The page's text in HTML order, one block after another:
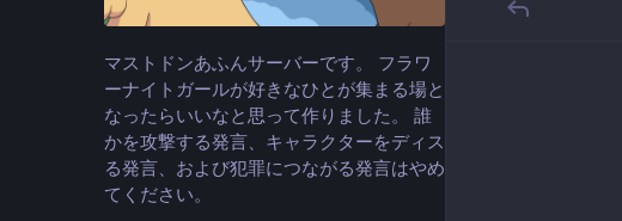
マストドンあふんサーバーです。 フラワ
ーナイトガールが好きなひとが集まる場と
なったらいいなと思って作りました。 誰
かを攻撃する発言、キャラクターをディス
る発言、および犯罪につながる発言はやめ
てください。